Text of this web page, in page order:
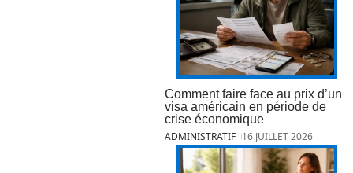
Comment faire face au prix d’un
visa américain en période de
crise économique
ADMINISTRATIF 16 JUILLET 2026